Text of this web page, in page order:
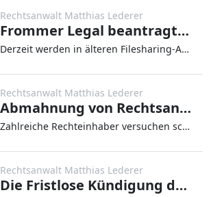
Rechtsanwalt Matthias Lederer
Frommer Legal beantragt vermehrt Mahnbescheide
Derzeit werden in älteren Filesharing-Angelegenheiten wieder einmal vermehrt Anträge auf Erlass eines Mahnbescheids gest
Rechtsanwalt Matthias Lederer
Abmahnung von Rechtsanwalt Yussof Sarwari für VPS Film-Entertainment GmbH wegen „Dorcel – Girls At Work – The Consultant“
Zahlreiche Rechteinhaber versuchen schon seit einigen Jahren, Rechtsverletzungen im Internet zu verhindern – insbesonder
Rechtsanwalt Matthias Lederer
Die Fristlose Kündigung durch den Vermieter